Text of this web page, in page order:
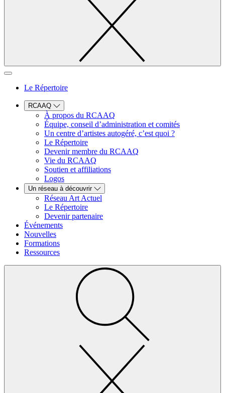
Le Répertoire
RCAAQ
À propos du RCAAQ
Équipe, conseil d’administration et comités
Un centre d’artistes autogéré, c’est quoi ?
Le Répertoire
Devenir membre du RCAAQ
Vie du RCAAQ
Soutien et affiliations
Logos
Un réseau à découvrir
Réseau Art Actuel
Le Répertoire
Devenir partenaire
Événements
Nouvelles
Formations
Ressources